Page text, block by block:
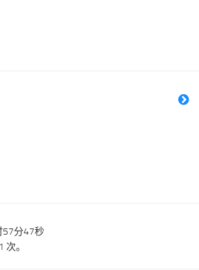
57分47秒
。